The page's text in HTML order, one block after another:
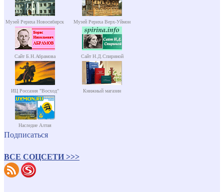
Музей Рериха Новосибирск Музей Рериха Верх-Уймон
Сайт Б.Н.Абрамова Сайт Н.Д.Спириной
ИЦ Россазия "Восход" Книжный магазин
Наследие Алтая
Подписаться
ВСЕ СОЦСЕТИ >>>